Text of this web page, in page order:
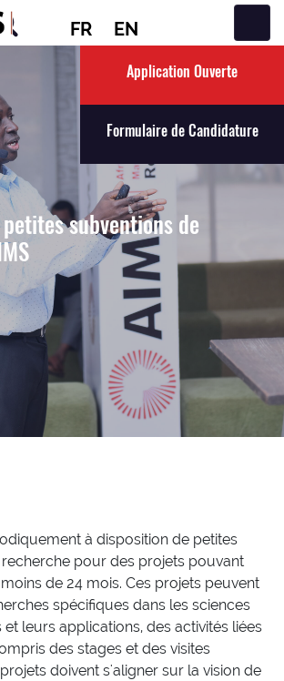
FR EN
subventions de
Application Ouverte
Formulaire de Candidature
à disposition de petites
pour des projets pouvant
de 24 mois. Ces projets peuvent
spécifiques dans les sciences
leurs applications, des activités liées
des stages et des visites
doivent s'aligner sur la vision de